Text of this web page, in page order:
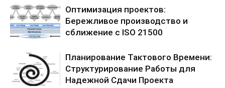
Оптимизация проектов:
Бережливое производство и
сближение с ISO 21500
Планирование Тактового Времени:
Структурирование Работы для
Надежной Сдачи Проекта